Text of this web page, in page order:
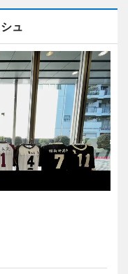
ュ